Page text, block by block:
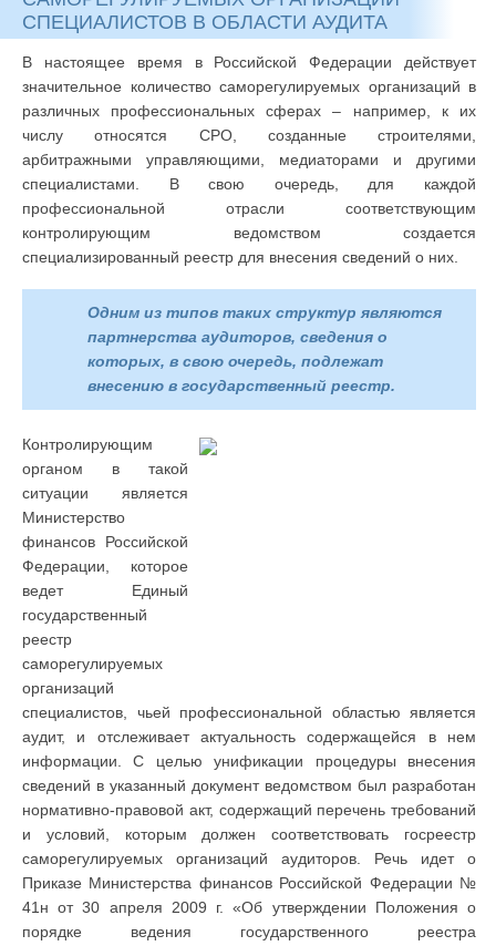
СПЕЦИАЛИСТОВ В ОБЛАСТИ АУДИТА
В настоящее время в Российской Федерации действует
значительное количество саморегулируемых организаций в
различных профессиональных сферах – например, к их
числу относятся СРО, созданные строителями,
арбитражными управляющими, медиаторами и другими
специалистами. В свою очередь, для каждой
профессиональной отрасли соответствующим
контролирующим ведомством создается
специализированный реестр для внесения сведений о них.
Одним из типов таких структур являются
партнерства аудиторов, сведения о
которых, в свою очередь, подлежат
внесению в государственный реестр.
Контролирующим
органом в такой
ситуации является
Министерство
финансов Российской
Федерации, которое
ведет Единый
государственный
реестр
саморегулируемых
организаций
специалистов, чьей профессиональной областью является
аудит, и отслеживает актуальность содержащейся в нем
информации. С целью унификации процедуры внесения
сведений в указанный документ ведомством был разработан
нормативно-правовой акт, содержащий перечень требований
и условий, которым должен соответствовать госреестр
саморегулируемых организаций аудиторов. Речь идет о
Приказе Министерства финансов Российской Федерации №
41н от 30 апреля 2009 г. «Об утверждении Положения о
порядке ведения государственного реестра